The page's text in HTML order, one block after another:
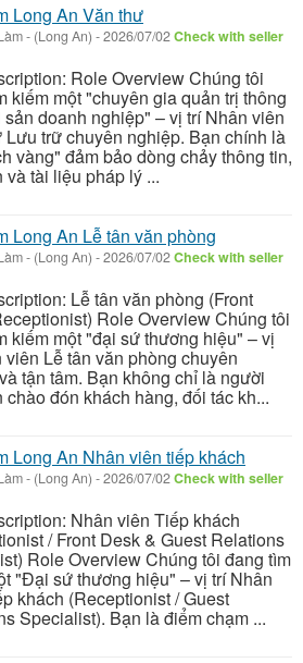
Long An Văn thư
- (Long An) -2026/07/02Check with seller
Role Overview Chúng tôi
kiếm một "chuyên gia quản trị thông
sản doanh nghiệp" – vị trí Nhân viên
Lưu trữ chuyên nghiệp. Bạn chính là
vàng" đảm bảo dòng chảy thông tin,
và tài liệu pháp lý ...
Long An Lễ tân văn phòng
- (Long An) -2026/07/02Check with seller
Lễ tân văn phòng (Front
Role Overview Chúng tôi
kiếm một "đại sứ thương hiệu" – vị
viên Lễ tân văn phòng chuyên
tận tâm. Bạn không chỉ là người
chào đón khách hàng, đối tác kh...
Long An Nhân viên tiếp khách
- (Long An) -2026/07/02Check with seller
Nhân viên Tiếp khách
/ Front Desk & Guest Relations
Role Overview Chúng tôi đang tìm
"Đại sứ thương hiệu" – vị trí Nhân
khách (Receptionist / Guest
Specialist). Bạn là điểm chạm ...